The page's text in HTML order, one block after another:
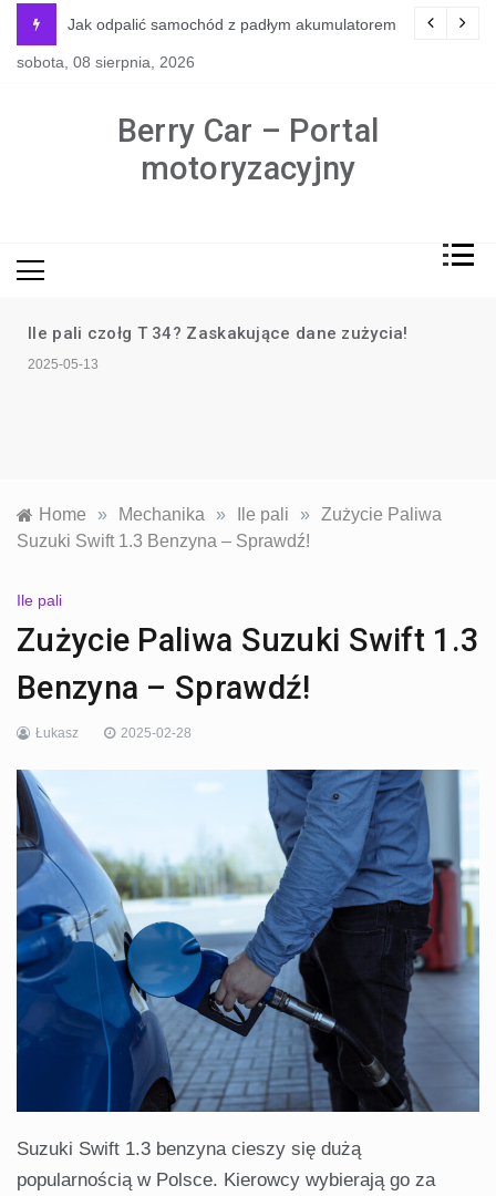
content
naprawdę potrzebne?
Jak odpalić samochód z padłym akumulatorem
sobota, 08 sierpnia, 2026
Berry Car – Portal
motoryzacyjny
Ile pali czołg T 34? Zaskakujące dane zużycia!
2025-05-13
Home » Mechanika » Ile pali » Zużycie Paliwa
Suzuki Swift 1.3 Benzyna – Sprawdź!
Ile pali
Zużycie Paliwa Suzuki Swift 1.3
Benzyna – Sprawdź!
Łukasz 2025-02-28
Suzuki Swift 1.3 benzyna cieszy się dużą
popularnością w Polsce. Kierowcy wybierają go za